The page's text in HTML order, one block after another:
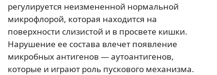
регулируется неизмененной нормальной
микрофлорой, которая находится на
поверхности слизистой и в просвете кишки.
Нарушение ее состава влечет появление
микробных антигенов — аутоантигенов,
которые и играют роль пускового механизма.